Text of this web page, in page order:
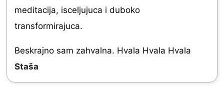
u
t
f
5
d
5
.
meditacija, isceljujuca i duboko
transformirajuca.
Beskrajno sam zahvalna. Hvala Hvala Hvala
Staša